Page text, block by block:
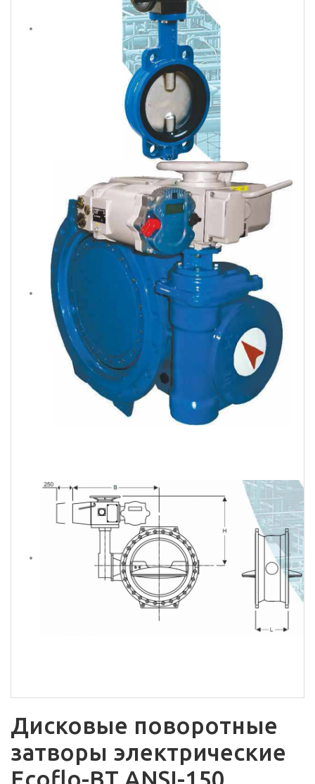
Дисковые поворотные
затворы электрические
Ecoflo-BT ANSI-150